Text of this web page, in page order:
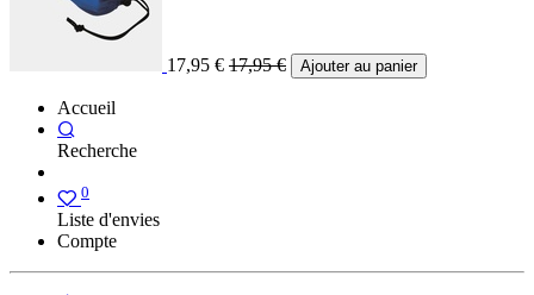
17,95 € 17,95€ Ajouter au panier
Accueil
Recherche
0
Liste d'envies
Compte